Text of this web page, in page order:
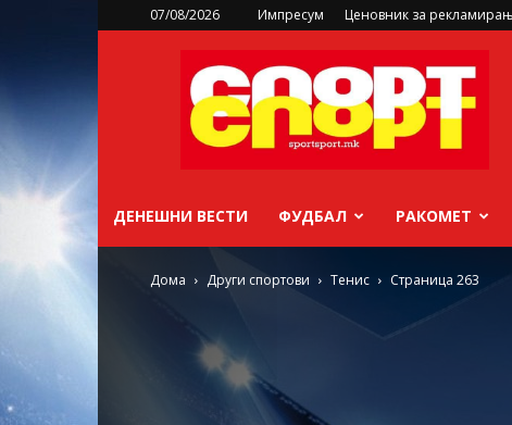
07/08/2026 Импресум Ценовник за
sportsport.mk
ДЕНЕШНИ ВЕСТИ ФУДБАЛ РАКОМЕТ
Дома Други спортови Тенис Страница 263